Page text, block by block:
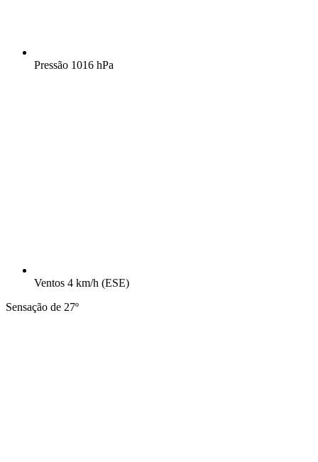
Pressão 1016 hPa
Ventos 4 km/h (ESE)
Sensação de 27º